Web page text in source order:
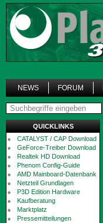
NEWS FORUM
QUICKLINKS
CATALYST / CAP Download
GeForce-Treiber Download
Realtek HD Download
Phenom Config-Guide
AMD Mainboard-Datenbank
Netzteil Grundlagen
P3D Edition Hardware
Kaufberatung
Marktplatz
Pressemitteilungen